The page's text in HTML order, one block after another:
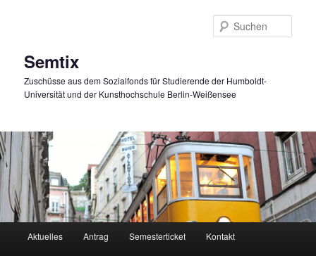
Semtix
Zuschüsse aus dem Sozialfonds für Studierende der Humboldt-
Universität und der Kunsthochschule Berlin-Weißensee
Aktuelles Antrag Semesterticket Kontakt